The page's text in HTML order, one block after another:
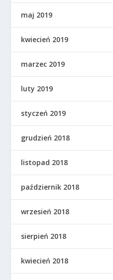
maj 2019
kwiecień 2019
marzec 2019
luty 2019
styczeń 2019
grudzień 2018
listopad 2018
październik 2018
wrzesień 2018
sierpień 2018
kwiecień 2018